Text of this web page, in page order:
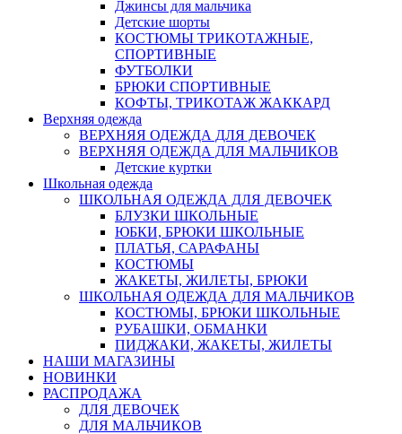
Джинсы для мальчика
Детские шорты
КОСТЮМЫ ТРИКОТАЖНЫЕ,
СПОРТИВНЫЕ
ФУТБОЛКИ
БРЮКИ СПОРТИВНЫЕ
КОФТЫ, ТРИКОТАЖ ЖАККАРД
Верхняя одежда
ВЕРХНЯЯ ОДЕЖДА ДЛЯ ДЕВОЧЕК
ВЕРХНЯЯ ОДЕЖДА ДЛЯ МАЛЬЧИКОВ
Детские куртки
Школьная одежда
ШКОЛЬНАЯ ОДЕЖДА ДЛЯ ДЕВОЧЕК
БЛУЗКИ ШКОЛЬНЫЕ
ЮБКИ, БРЮКИ ШКОЛЬНЫЕ
ПЛАТЬЯ, САРАФАНЫ
КОСТЮМЫ
ЖАКЕТЫ, ЖИЛЕТЫ, БРЮКИ
ШКОЛЬНАЯ ОДЕЖДА ДЛЯ МАЛЬЧИКОВ
КОСТЮМЫ, БРЮКИ ШКОЛЬНЫЕ
РУБАШКИ, ОБМАНКИ
ПИДЖАКИ, ЖАКЕТЫ, ЖИЛЕТЫ
НАШИ МАГАЗИНЫ
НОВИНКИ
РАСПРОДАЖА
ДЛЯ ДЕВОЧЕК
ДЛЯ МАЛЬЧИКОВ